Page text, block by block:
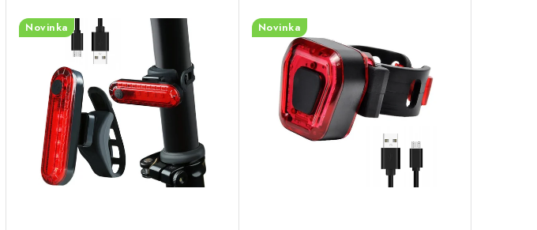
Novinka Novinka